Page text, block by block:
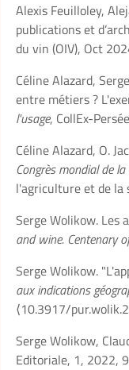
Alexis Feuilloley,
publications et
du vin (OIV), Oct
Céline Alazard,
entre métiers ?
l'usage, CollEx-
Céline Alazard, O.
Congrès mondial de
l'agriculture et de la
Serge Wolikow. Les
and wine. Centenary
Serge Wolikow.
aux indications
⟨10.3917/
Serge Wolikow,
Editoriale, 1, 2022,